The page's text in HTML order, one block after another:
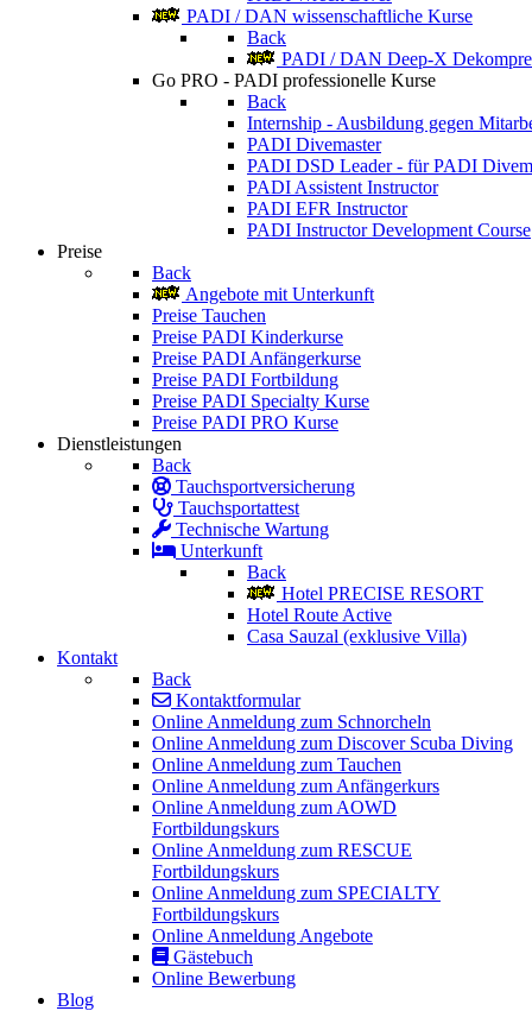
PADI / DAN wissenschaftliche Kurse
Back
PADI / DAN Deep-X
Go PRO - PADI professionelle Kurse
Back
Internship - Ausbildung gegen
PADI Divemaster
PADI DSD Leader - für PADI
PADI Assistent Instructor
PADI EFR Instructor
PADI Instructor Development Course
Preise
Back
Angebote mit Unterkunft
Preise Tauchen
Preise PADI Kinderkurse
Preise PADI Anfängerkurse
Preise PADI Fortbildung
Preise PADI Specialty Kurse
Preise PADI PRO Kurse
Dienstleistungen
Back
Tauchsportversicherung
Tauchsportattest
Technische Wartung
Unterkunft
Back
Hotel PRECISE RESORT
Hotel Route Active
Casa Sauzal (exklusive Villa)
Kontakt
Back
Kontaktformular
Online Anmeldung zum Schnorcheln
Online Anmeldung zum Discover Scuba Diving
Online Anmeldung zum Tauchen
Online Anmeldung zum Anfängerkurs
Online Anmeldung zum AOWD
Fortbildungskurs
Online Anmeldung zum RESCUE
Fortbildungskurs
Online Anmeldung zum SPECIALTY
Fortbildungskurs
Online Anmeldung Angebote
Gästebuch
Online Bewerbung
Blog